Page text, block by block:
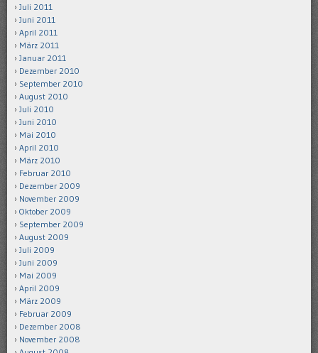
Juli 2011
Juni 2011
April 2011
März 2011
Januar 2011
Dezember 2010
September 2010
August 2010
Juli 2010
Juni 2010
Mai 2010
April 2010
März 2010
Februar 2010
Dezember 2009
November 2009
Oktober 2009
September 2009
August 2009
Juli 2009
Juni 2009
Mai 2009
April 2009
März 2009
Februar 2009
Dezember 2008
November 2008